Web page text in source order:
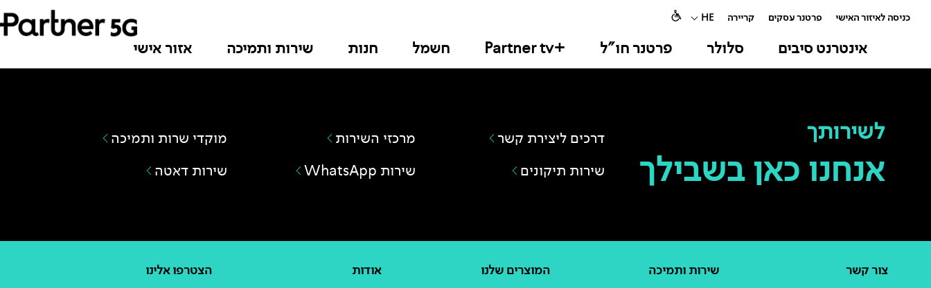
כניסה לאיזור האישי פרטנר עסקים קריירה HE
אינטרנט סיבים סלולר פרטנר חו"ל +Partner tv חשמל חנות שירות ותמיכה אזור אישי
לשירותך
אנחנו כאן בשבילך
דרכים ליצירת קשר מרכזי השירות
מוקדי שרות ותמיכה
שירות תיקונים
שירות WhatsApp שירות דאטה
צור קשר שירות ותמיכה המוצרים שלנו אודות הצטרפו אלינו